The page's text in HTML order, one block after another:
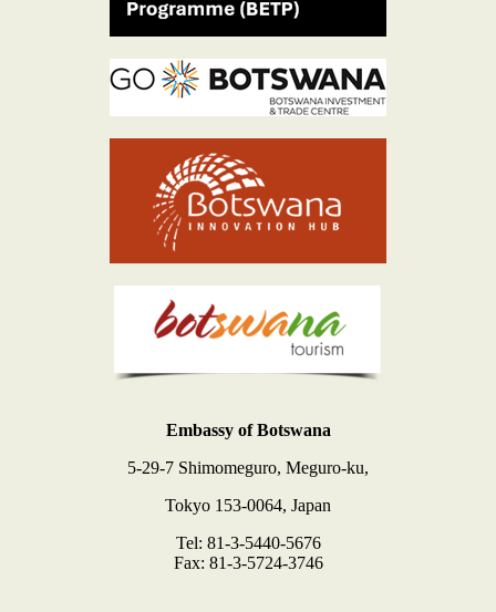
Embassy of Botswana
5-29-7 Shimomeguro, Meguro-ku,
Tokyo 153-0064, Japan
Tel: 81-3-5440-5676
Fax: 81-3-5724-3746